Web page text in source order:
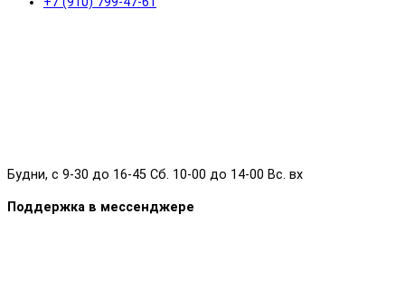
Будни, с 9-30 до 16-45 Сб. 10-00 до 14-00 Вс. вх
Поддержка в мессенджере